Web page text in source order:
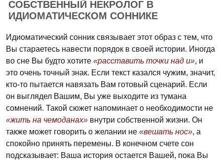
СОБСТВЕННЫЙ НЕКРОЛОГ В
ИДИОМАТИЧЕСКОМ СОННИКЕ
Идиоматический сонник связывает этот образ с тем, что
Вы стараетесь навести порядок в своей истории. Иногда
во сне Вы будто хотите «расставить точки над и», и
это очень точный знак. Если текст казался чужим, значит,
кто-то пытается навязать Вам готовый сценарий. Если
он выглядел Вашим, Вы уже выходите из тумана
сомнений. Такой сюжет напоминает о необходимости не
«жить на чемоданах» внутри собственной жизни. Он
также может говорить о желании не «вешать нос», а
спокойно принять перемены. В конечном счете сон
подсказывает: Ваша история остается Вашей, пока Вы